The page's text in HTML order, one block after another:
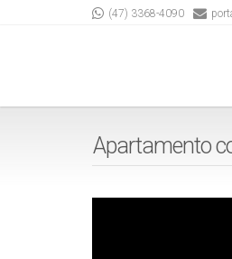
(47) 3368-4090
Apartamento